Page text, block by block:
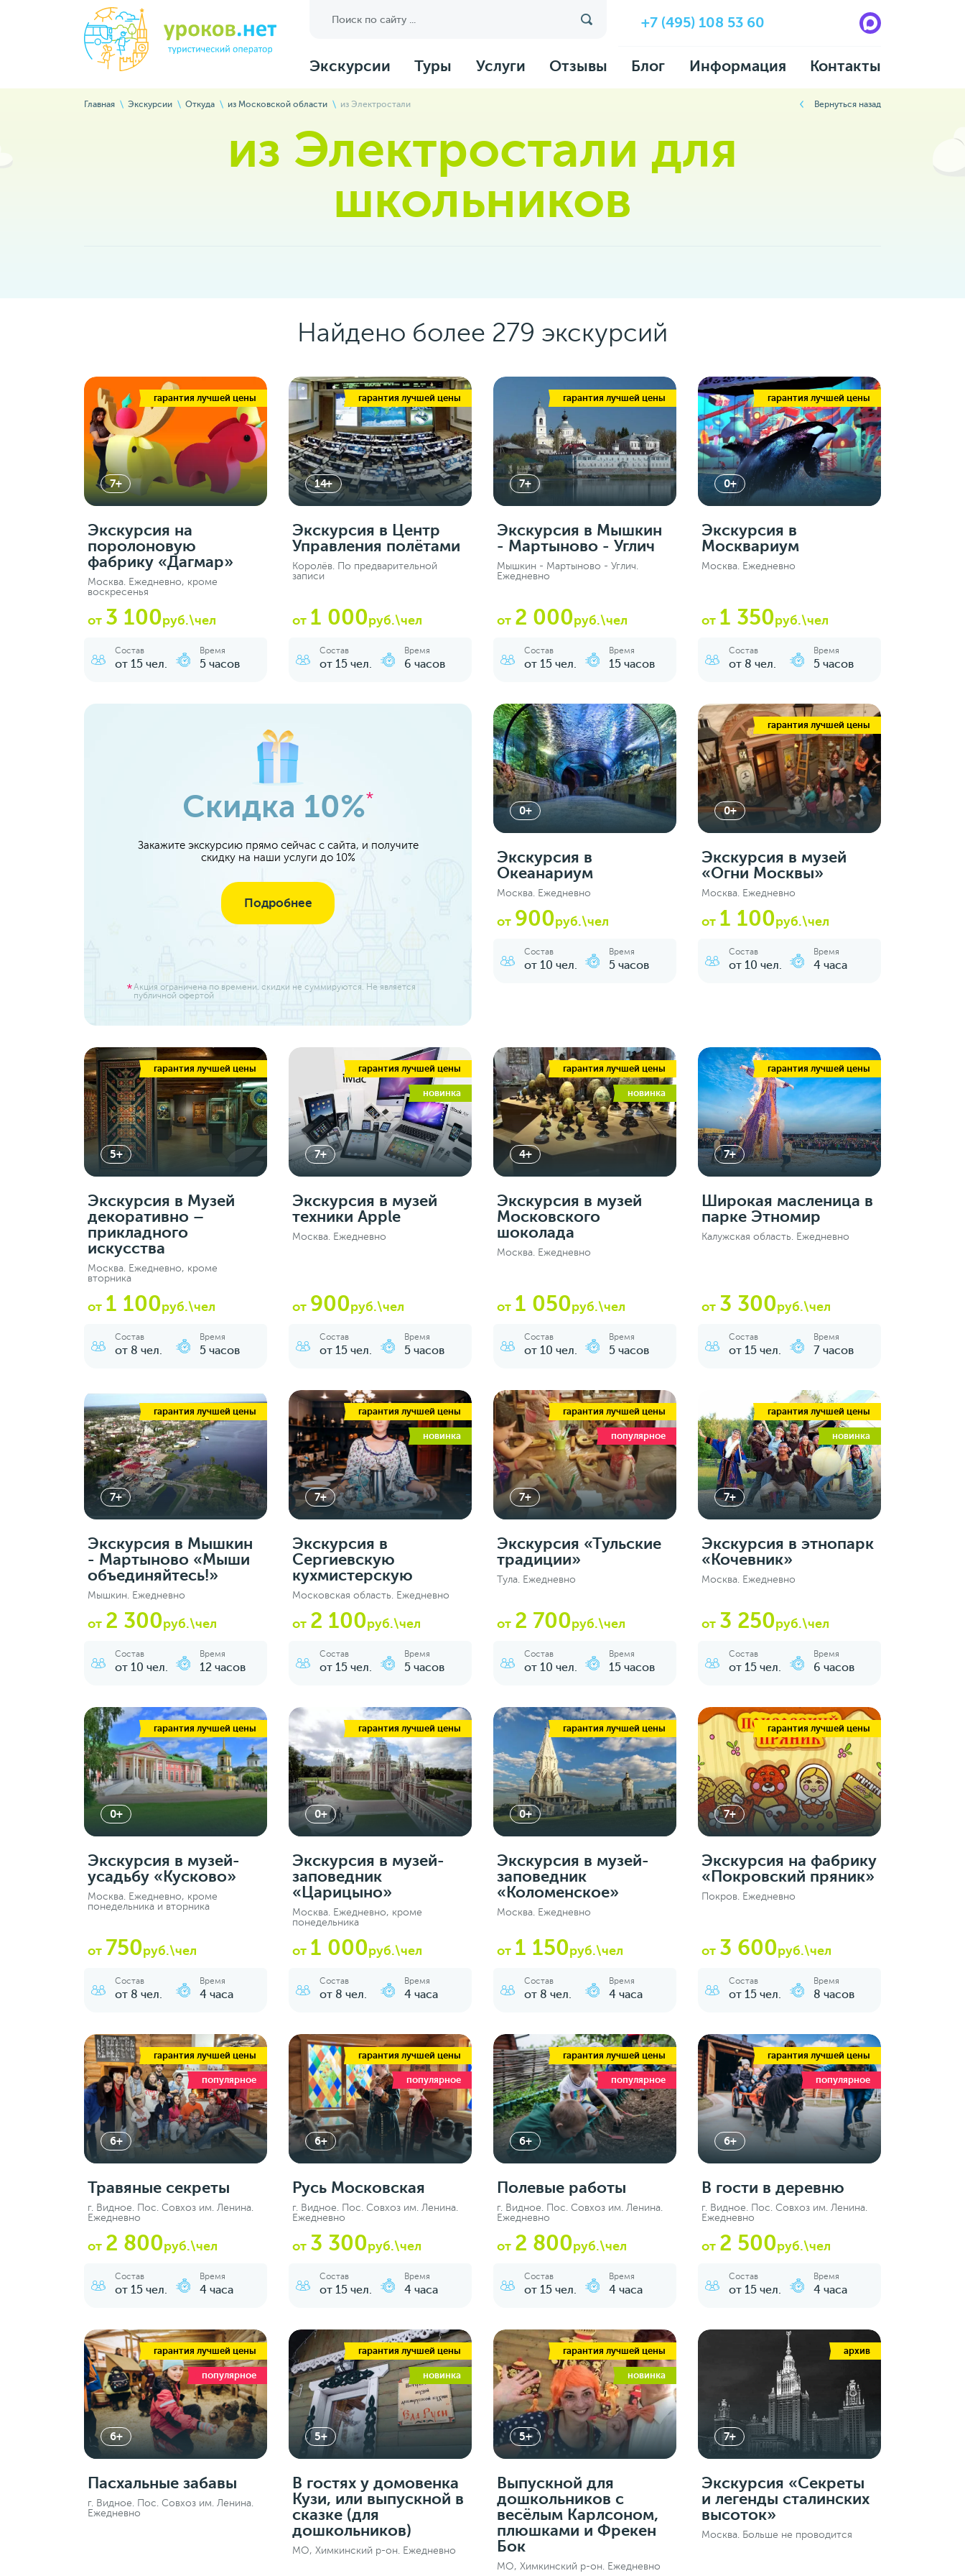
+7 (495) 108 53 60
Экскурсии Туры Услуги Отзывы Блог Информация Контакты
Главная Экскурсии Откуда из Московской области из Электростали Вернуться назад
из Электростали для
школьников
Найдено более 279 экскурсий
гарантия лучшей цены
7+
Экскурсия на
поролоновую
фабрику «Дагмар»
Москва. Ежедневно, кроме
воскресенья
от 3 100руб.\чел
Состав
от 15 чел.
Время
5 часов
гарантия лучшей цены
14+
Экскурсия в Центр
Управления полётами
Королёв. По предварительной
записи
от 1 000руб.\чел
Состав
от 15 чел.
Время
6 часов
гарантия лучшей цены
7+
Экскурсия в Мышкин
- Мартыново - Углич
Мышкин - Мартыново - Углич.
Ежедневно
от 2 000руб.\чел
Состав
от 15 чел.
Время
15 часов
гарантия лучшей цены
0+
Экскурсия в
Москвариум
Москва. Ежедневно
от 1 350руб.\чел
Состав
от 8 чел.
Время
5 часов
Скидка 10%*
Закажите экскурсию прямо сейчас с сайта, и получите
скидку на наши услуги до 10%
Подробнее
Акция ограничена по времени. скидки не суммируются. Не является
публичной офертой
0+
Экскурсия в
Океанариум
Москва. Ежедневно
от 900руб.\чел
Состав
от 10 чел.
Время
5 часов
гарантия лучшей цены
0+
Экскурсия в музей
«Огни Москвы»
Москва. Ежедневно
от 1 100руб.\чел
Состав
от 10 чел.
Время
4 часа
гарантия лучшей цены
5+
Экскурсия в Музей
декоративно –
прикладного
искусства
Москва. Ежедневно, кроме
вторника
от 1 100руб.\чел
Состав
от 8 чел.
Время
5 часов
гарантия лучшей цены
новинка
7+
Экскурсия в музей
техники Apple
Москва. Ежедневно
от 900руб.\чел
Состав
от 15 чел.
Время
5 часов
гарантия лучшей цены
новинка
4+
Экскурсия в музей
Московского
шоколада
Москва. Ежедневно
от 1 050руб.\чел
Состав
от 10 чел.
Время
5 часов
гарантия лучшей цены
7+
Широкая масленица в
парке Этномир
Калужская область. Ежедневно
от 3 300руб.\чел
Состав
от 15 чел.
Время
7 часов
гарантия лучшей цены
7+
Экскурсия в Мышкин
- Мартыново «Мыши
объединяйтесь!»
Мышкин. Ежедневно
от 2 300руб.\чел
Состав
от 10 чел.
Время
12 часов
гарантия лучшей цены
новинка
7+
Экскурсия в
Сергиевскую
кухмистерскую
Московская область. Ежедневно
от 2 100руб.\чел
Состав
от 15 чел.
Время
5 часов
гарантия лучшей цены
популярное
7+
Экскурсия «Тульские
традиции»
Тула. Ежедневно
от 2 700руб.\чел
Состав
от 10 чел.
Время
15 часов
гарантия лучшей цены
новинка
7+
Экскурсия в этнопарк
«Кочевник»
Москва. Ежедневно
от 3 250руб.\чел
Состав
от 15 чел.
Время
6 часов
гарантия лучшей цены
0+
Экскурсия в музей-
усадьбу «Кусково»
Москва. Ежедневно, кроме
понедельника и вторника
от 750руб.\чел
Состав
от 8 чел.
Время
4 часа
гарантия лучшей цены
0+
Экскурсия в музей-
заповедник
«Царицыно»
Москва. Ежедневно, кроме
понедельника
от 1 000руб.\чел
Состав
от 8 чел.
Время
4 часа
гарантия лучшей цены
0+
Экскурсия в музей-
заповедник
«Коломенское»
Москва. Ежедневно
от 1 150руб.\чел
Состав
от 8 чел.
Время
4 часа
гарантия лучшей цены
7+
Экскурсия на фабрику
«Покровский пряник»
Покров. Ежедневно
от 3 600руб.\чел
Состав
от 15 чел.
Время
8 часов
гарантия лучшей цены
популярное
6+
Травяные секреты
г. Видное. Пос. Совхоз им. Ленина.
Ежедневно
от 2 800руб.\чел
Состав
от 15 чел.
Время
4 часа
гарантия лучшей цены
популярное
6+
Русь Московская
г. Видное. Пос. Совхоз им. Ленина.
Ежедневно
от 3 300руб.\чел
Состав
от 15 чел.
Время
4 часа
гарантия лучшей цены
популярное
6+
Полевые работы
г. Видное. Пос. Совхоз им. Ленина.
Ежедневно
от 2 800руб.\чел
Состав
от 15 чел.
Время
4 часа
гарантия лучшей цены
популярное
6+
В гости в деревню
г. Видное. Пос. Совхоз им. Ленина.
Ежедневно
от 2 500руб.\чел
Состав
от 15 чел.
Время
4 часа
гарантия лучшей цены
популярное
6+
Пасхальные забавы
г. Видное. Пос. Совхоз им. Ленина.
Ежедневно
гарантия лучшей цены
новинка
5+
В гостях у домовенка
Кузи, или выпускной в
сказке (для
дошкольников)
МО, Химкинский р-он. Ежедневно
гарантия лучшей цены
новинка
5+
Выпускной для
дошкольников с
весёлым Карлсоном,
плюшками и Фрекен
Бок
МО, Химкинский р-он. Ежедневно
архив
7+
Экскурсия «Секреты
и легенды сталинских
высоток»
Москва. Больше не проводится